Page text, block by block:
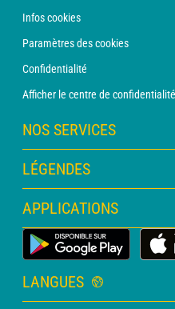
Infos cookies
Paramètres des cookies
Confidentialité
Afficher le centre de confidentialité
NOS SERVICES
Abonnement METEO Xpert
Abonnement METEO PRO
Consultation avec un prévisionniste
Bulletin PRO
LÉGENDES
Légende des cartes
Légende des pictogrammes
Glossaire
APPLICATIONS
Application Météo Terrestre
LANGUES